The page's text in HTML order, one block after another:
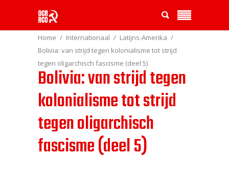
Home Internationaal
Latijns-Amerika
Bolivia: van strijd tegen kolonialisme tot strijd
tegen oligarchisch fascisme (deel 5)
Bolivia: van strijd tegen
kolonialisme tot strijd
tegen oligarchisch
fascisme (deel 5)